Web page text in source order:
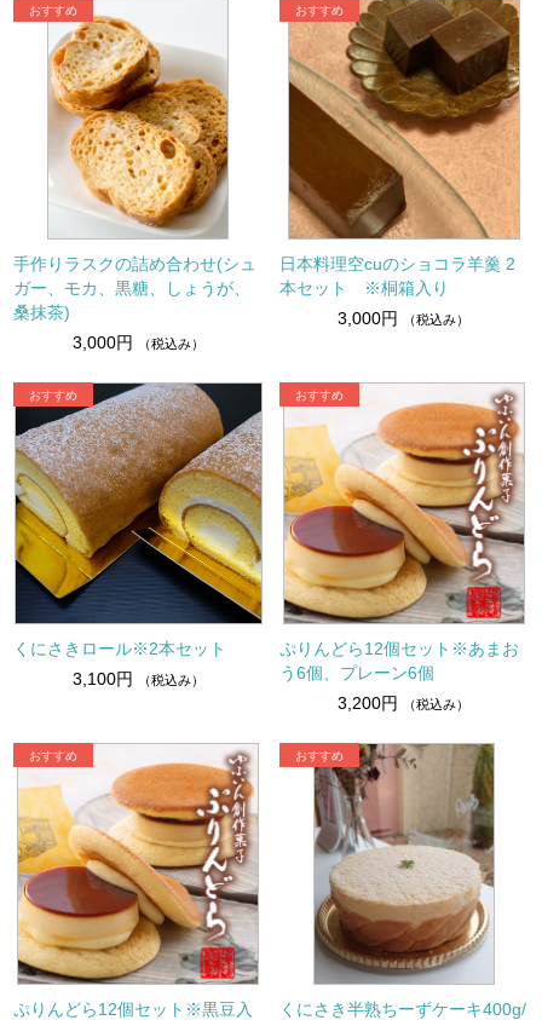
手作りラスクの詰め合わせ(シュ
ガー、モカ、黒糖、しょうが、
桑抹茶)
3,000円
（税込み）
日本料理空cuのショコラ羊羹 2
本セット ※桐箱入り
3,000円
（税込み）
くにさきロール※2本セット
3,100円
（税込み）
ぷりんどら12個セット※あまお
う6個、プレーン6個
3,200円
（税込み）
ぷりんどら12個セット※黒豆入
くにさき半熟ちーずケーキ400g/